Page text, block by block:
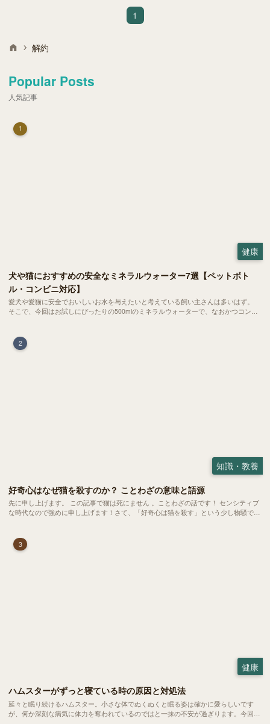
1
解約
Popular Posts
人気記事
1
健康
犬や猫におすすめの安全なミネラルウォーター7選【ペットボト
ル・コンビニ対応】
愛犬や愛猫に安全でおいしいお水を与えたいと考えている飼い主さんは多いはず。
そこで、今回はお試しにぴったりの500mlのミネラルウォーターで、なおかつコンビ
2
知識・教養
好奇心はなぜ猫を殺すのか？ ことわざの意味と語源
先に申し上げます。 この記事で猫は死にません 。ことわざの話です！ センシティブ
な時代なので強めに申し上げます！さて、「好奇心は猫を殺す」という少し物騒で、
3
健康
ハムスターがずっと寝ている時の原因と対処法
延々と眠り続けるハムスター。小さな体でぬくぬくと眠る姿は確かに愛らしいです
が、何か深刻な病気に体力を奪われているのではと一抹の不安が過ぎります。今回